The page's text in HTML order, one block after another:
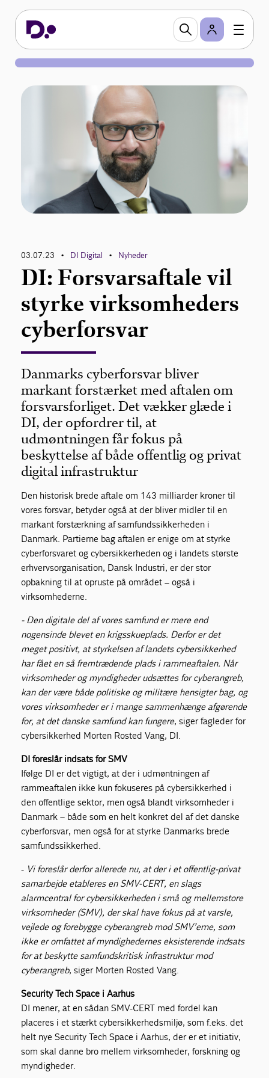
03.07.23 • DI Digital • Nyheder
DI: Forsvarsaftale vil
styrke virksomheders
cyberforsvar
Danmarks cyberforsvar bliver
markant forstærket med aftalen om
forsvarsforliget. Det vækker glæde i
DI, der opfordrer til, at
udmøntningen får fokus på
beskyttelse af både offentlig og privat
digital infrastruktur
Den historisk brede aftale om 143 milliarder kroner til
vores forsvar, betyder også at der bliver midler til en
markant forstærkning af samfundssikkerheden i
Danmark. Partierne bag aftalen er enige om at styrke
cyberforsvaret og cybersikkerheden og i landets største
erhvervsorganisation, Dansk Industri, er der stor
opbakning til at opruste på området – også i
virksomhederne.
- Den digitale del af vores samfund er mere end
nogensinde blevet en krigsskueplads. Derfor er det
meget positivt, at styrkelsen af landets cybersikkerhed
har fået en så fremtrædende plads i rammeaftalen. Når
virksomheder og myndigheder udsættes for cyberangreb,
kan der være både politiske og militære hensigter bag, og
vores virksomheder er i mange sammenhænge afgørende
for, at det danske samfund kan fungere, siger fagleder for
cybersikkerhed Morten Rosted Vang, DI.
DI foreslår indsats for SMV
Ifølge DI er det vigtigt, at der i udmøntningen af
rammeaftalen ikke kun fokuseres på cybersikkerhed i
den offentlige sektor, men også blandt virksomheder i
Danmark – både som en helt konkret del af det danske
cyberforsvar, men også for at styrke Danmarks brede
samfundssikkerhed.
- Vi foreslår derfor allerede nu, at der i et offentlig-privat
samarbejde etableres en SMV-CERT, en slags
alarmcentral for cybersikkerheden i små og mellemstore
virksomheder (SMV), der skal have fokus på at varsle,
vejlede og forebygge cyberangreb mod SMV’erne, som
ikke er omfattet af myndighedernes eksisterende indsats
for at beskytte samfundskritisk infrastruktur mod
cyberangreb, siger Morten Rosted Vang.
Security Tech Space i Aarhus
DI mener, at en sådan SMV-CERT med fordel kan
placeres i et stærkt cybersikkerhedsmiljø, som f.eks. det
helt nye Security Tech Space i Aarhus, der er et initiativ,
som skal danne bro mellem virksomheder, forskning og
myndigheder.